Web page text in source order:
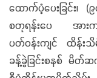
ထောက်ပံ့ပေးခြင်း၊
စတုရန်းပေ အားက
ပတ်ဝန်းကျင် ထိန်းသိ
ခန့်ခွဲခြင်းစနစ် မိတ်ဆ